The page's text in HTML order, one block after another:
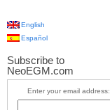
English
Español
Subscribe to
NeoEGM.com
Enter your email address: